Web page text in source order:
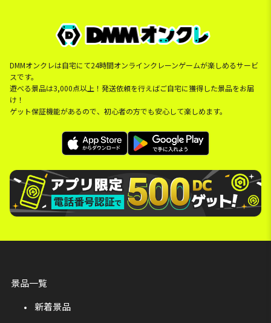
DMMオンクレは自宅にて24時間オンラインクレーンゲームが楽しめるサービ
スです。
遊べる景品は3,000点以上！発送依頼を行えばご自宅に獲得した景品をお届
け！
ゲット保証機能があるので、初心者の方でも安心して楽しめます。
景品一覧
新着景品